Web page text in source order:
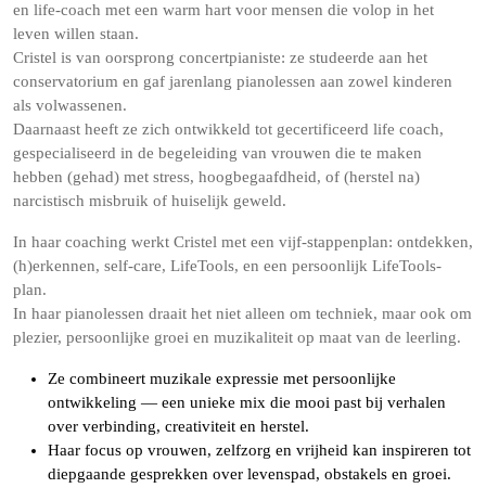
en life-coach met een warm hart voor mensen die volop in het
leven willen staan.
Cristel is van oorsprong concertpianiste: ze studeerde aan het
conservatorium en gaf jarenlang pianolessen aan zowel kinderen
als volwassenen.
Daarnaast heeft ze zich ontwikkeld tot gecertificeerd life coach,
gespecialiseerd in de begeleiding van vrouwen die te maken
hebben (gehad) met stress, hoogbegaafdheid, of (herstel na)
narcistisch misbruik of huiselijk geweld.
In haar coaching werkt Cristel met een vijf-stappenplan: ontdekken,
(h)erkennen, self-care, LifeTools, en een persoonlijk LifeTools-
plan.
In haar pianolessen draait het niet alleen om techniek, maar ook om
plezier, persoonlijke groei en muzikaliteit op maat van de leerling.
Ze combineert muzikale expressie met persoonlijke
ontwikkeling — een unieke mix die mooi past bij verhalen
over verbinding, creativiteit en herstel.
Haar focus op vrouwen, zelfzorg en vrijheid kan inspireren tot
diepgaande gesprekken over levenspad, obstakels en groei.